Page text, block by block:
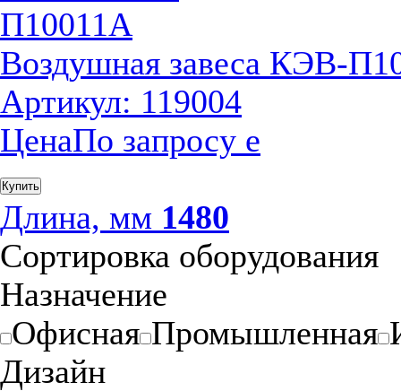
Воздушная завеса КЭВ-
Артикул: 119004
ЦенаПо запросу е
Купить
Длина, мм 1480
Сортировка оборудования
Назначение
Офисная Промышленная
Дизайн